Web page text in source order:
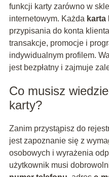
funkcji karty zarówno w
internetowym. Każda karta
przypisania do konta
transakcje, promocje i
indywidualnym profilem.
jest bezpłatny i zajmuje
Co musisz
karty?
Zanim przystąpisz do
jest zapoznanie się z
osobowych i wyrażenia
użytkownik musi